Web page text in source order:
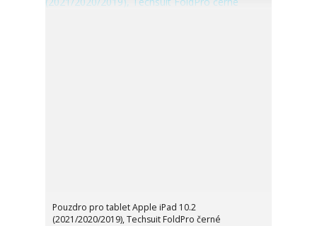
Pouzdro pro tablet Apple iPad 10.2
(2021/2020/2019), Techsuit FoldPro černé